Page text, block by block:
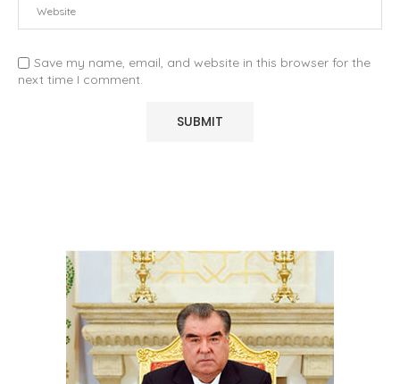
Save my name, email, and website in this browser for the
next time I comment.